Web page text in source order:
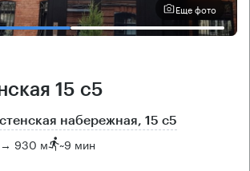
Еще фото
15 с5
набережная, 15 с5
→ 930 м ~9 мин